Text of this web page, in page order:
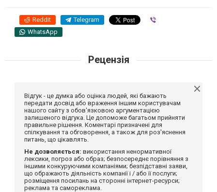
Reddit Telegram
WhatsApp
Рецензія
Відгук - це думка або оцінка людей, які бажають
передати досвід або враження іншим користувачам
нашого сайту з обов'язковою аргументацією
залишеного відгука. Це допоможе багатьом прийняти
правильне рішення. Коментарі призначені для
спілкування та обговорення, а також для роз'яснення
питань, що цікавлять.
Не дозволяється: використання ненормативної
лексики, погроз або образ; безпосереднє порівняння з
іншими конкуруючими компаніями; безпідставні заяви,
що ображають діяльність компанії і / або її послуги;
розміщення посилань на сторонні інтернет-ресурси;
реклама та самореклама.